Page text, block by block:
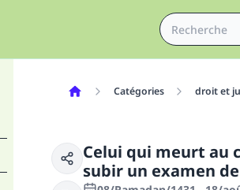
Catégories droit et
Celui qui meurt au
subir un examen